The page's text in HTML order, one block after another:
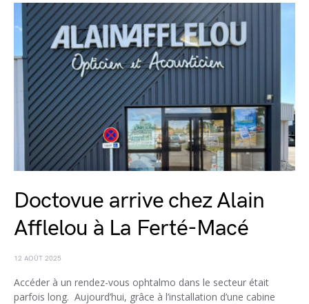
Doctovue arrive chez Alain
Afflelou à La Ferté-Macé
12 AOÛT 2025
Accéder à un rendez-vous ophtalmo dans le secteur était
parfois long. Aujourd’hui, grâce à l’installation d’une cabine